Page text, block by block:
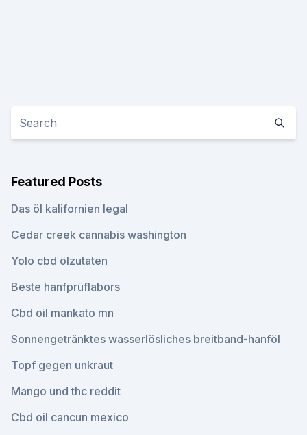
Featured Posts
Das öl kalifornien legal
Cedar creek cannabis washington
Yolo cbd ölzutaten
Beste hanfprüflabors
Cbd oil mankato mn
Sonnengetränktes wasserlösliches breitband-hanföl
Topf gegen unkraut
Mango und thc reddit
Cbd oil cancun mexico